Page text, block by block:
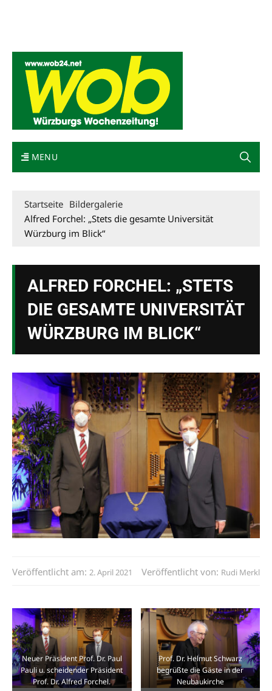
MENU
Startseite Bildergalerie
Alfred Forchel: „Stets die gesamte Universität
Würzburg im Blick“
ALFRED FORCHEL: „STETS
DIE GESAMTE UNIVERSITÄT
WÜRZBURG IM BLICK“
Veröffentlicht am: 2. April 2021 Veröffentlicht von: Rudi Merkl
Neuer Präsident Prof. Dr. Paul
Pauli u. scheidender Präsident
Prof. Dr. Alfred Forchel.
Prof. Dr. Helmut Schwarz
begrüßte die Gäste in der
Neubaukirche